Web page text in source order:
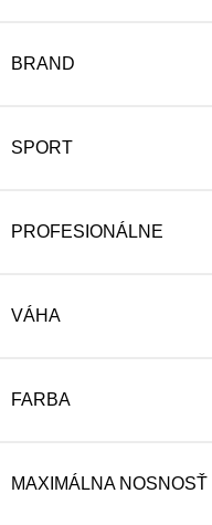
BRAND
SPORT
PROFESIONÁLNE
VÁHA
FARBA
MAXIMÁLNA NOSNOSŤ